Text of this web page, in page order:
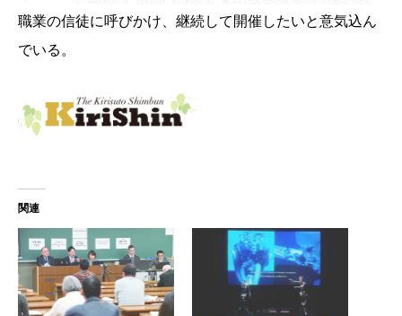
職業の信徒に呼びかけ、継続して開催したいと意気込ん
でいる。
関連